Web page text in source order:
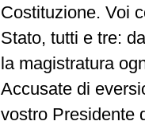
Costituzione. Voi
Stato, tutti e tre:
la magistratura
Accusate di
vostro Presidente